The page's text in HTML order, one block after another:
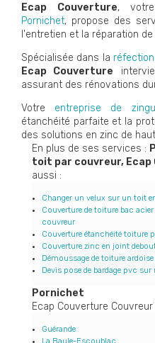
Ecap Couverture,
Pornichet, propose des
l'entretien et la réparation
Spécialisée dans la
Ecap Couverture
assurant des rénovations
Votre entreprise de
étanchéité parfaite et la
des solutions en zinc de
En plus de ses services :
toit par couvreur, Ecap
aussi :
Changer un velux sur un toit
Couverture de toiture bac
couvreur
Couverture étanchéité toiture
Couverture zinc en joint
Démoussage de toiture
Devis pose de bardage pvc
Pornichet
Ecap Couverture
Guérande